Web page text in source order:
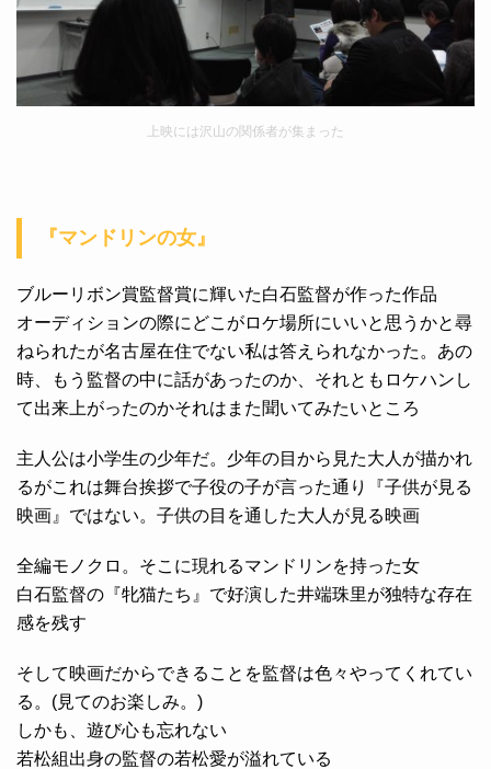
上映には沢山の関係者が集まった
『マンドリンの女』
ブルーリボン賞監督賞に輝いた白石監督が作った作品
オーディションの際にどこがロケ場所にいいと思うかと尋
ねられたが名古屋在住でない私は答えられなかった。あの
時、もう監督の中に話があったのか、それともロケハンし
て出来上がったのかそれはまた聞いてみたいところ
主人公は小学生の少年だ。少年の目から見た大人が描かれ
るがこれは舞台挨拶で子役の子が言った通り『子供が見る
映画』ではない。子供の目を通した大人が見る映画
全編モノクロ。そこに現れるマンドリンを持った女
白石監督の『牝猫たち』で好演した井端珠里が独特な存在
感を残す
そして映画だからできることを監督は色々やってくれてい
る。(見てのお楽しみ。)
しかも、遊び心も忘れない
若松組出身の監督の若松愛が溢れている